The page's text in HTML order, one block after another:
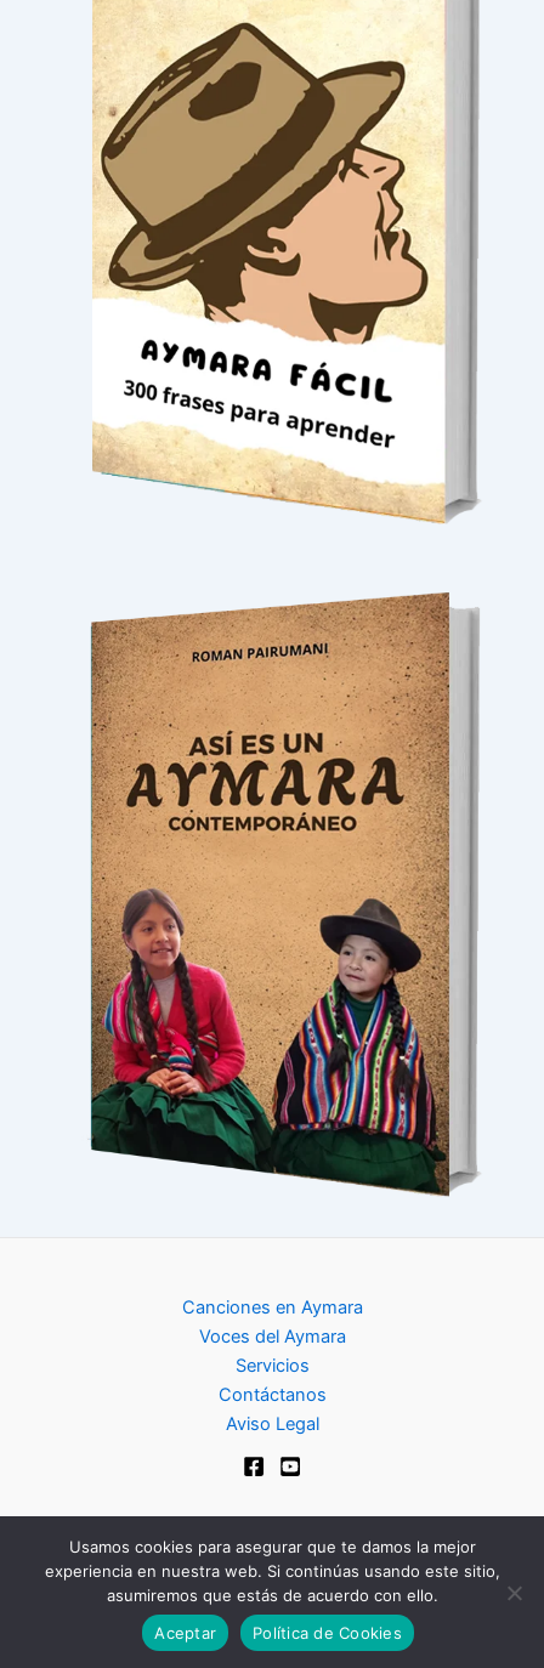
Canciones en Aymara
Voces del Aymara
Servicios
Contáctanos
Aviso Legal
Copyright © 2024 | Club de Aymara
Usamos cookies para asegurar que te damos la mejor
experiencia en nuestra web. Si continúas usando este sitio,
asumiremos que estás de acuerdo con ello.
Aceptar
Política de Cookies